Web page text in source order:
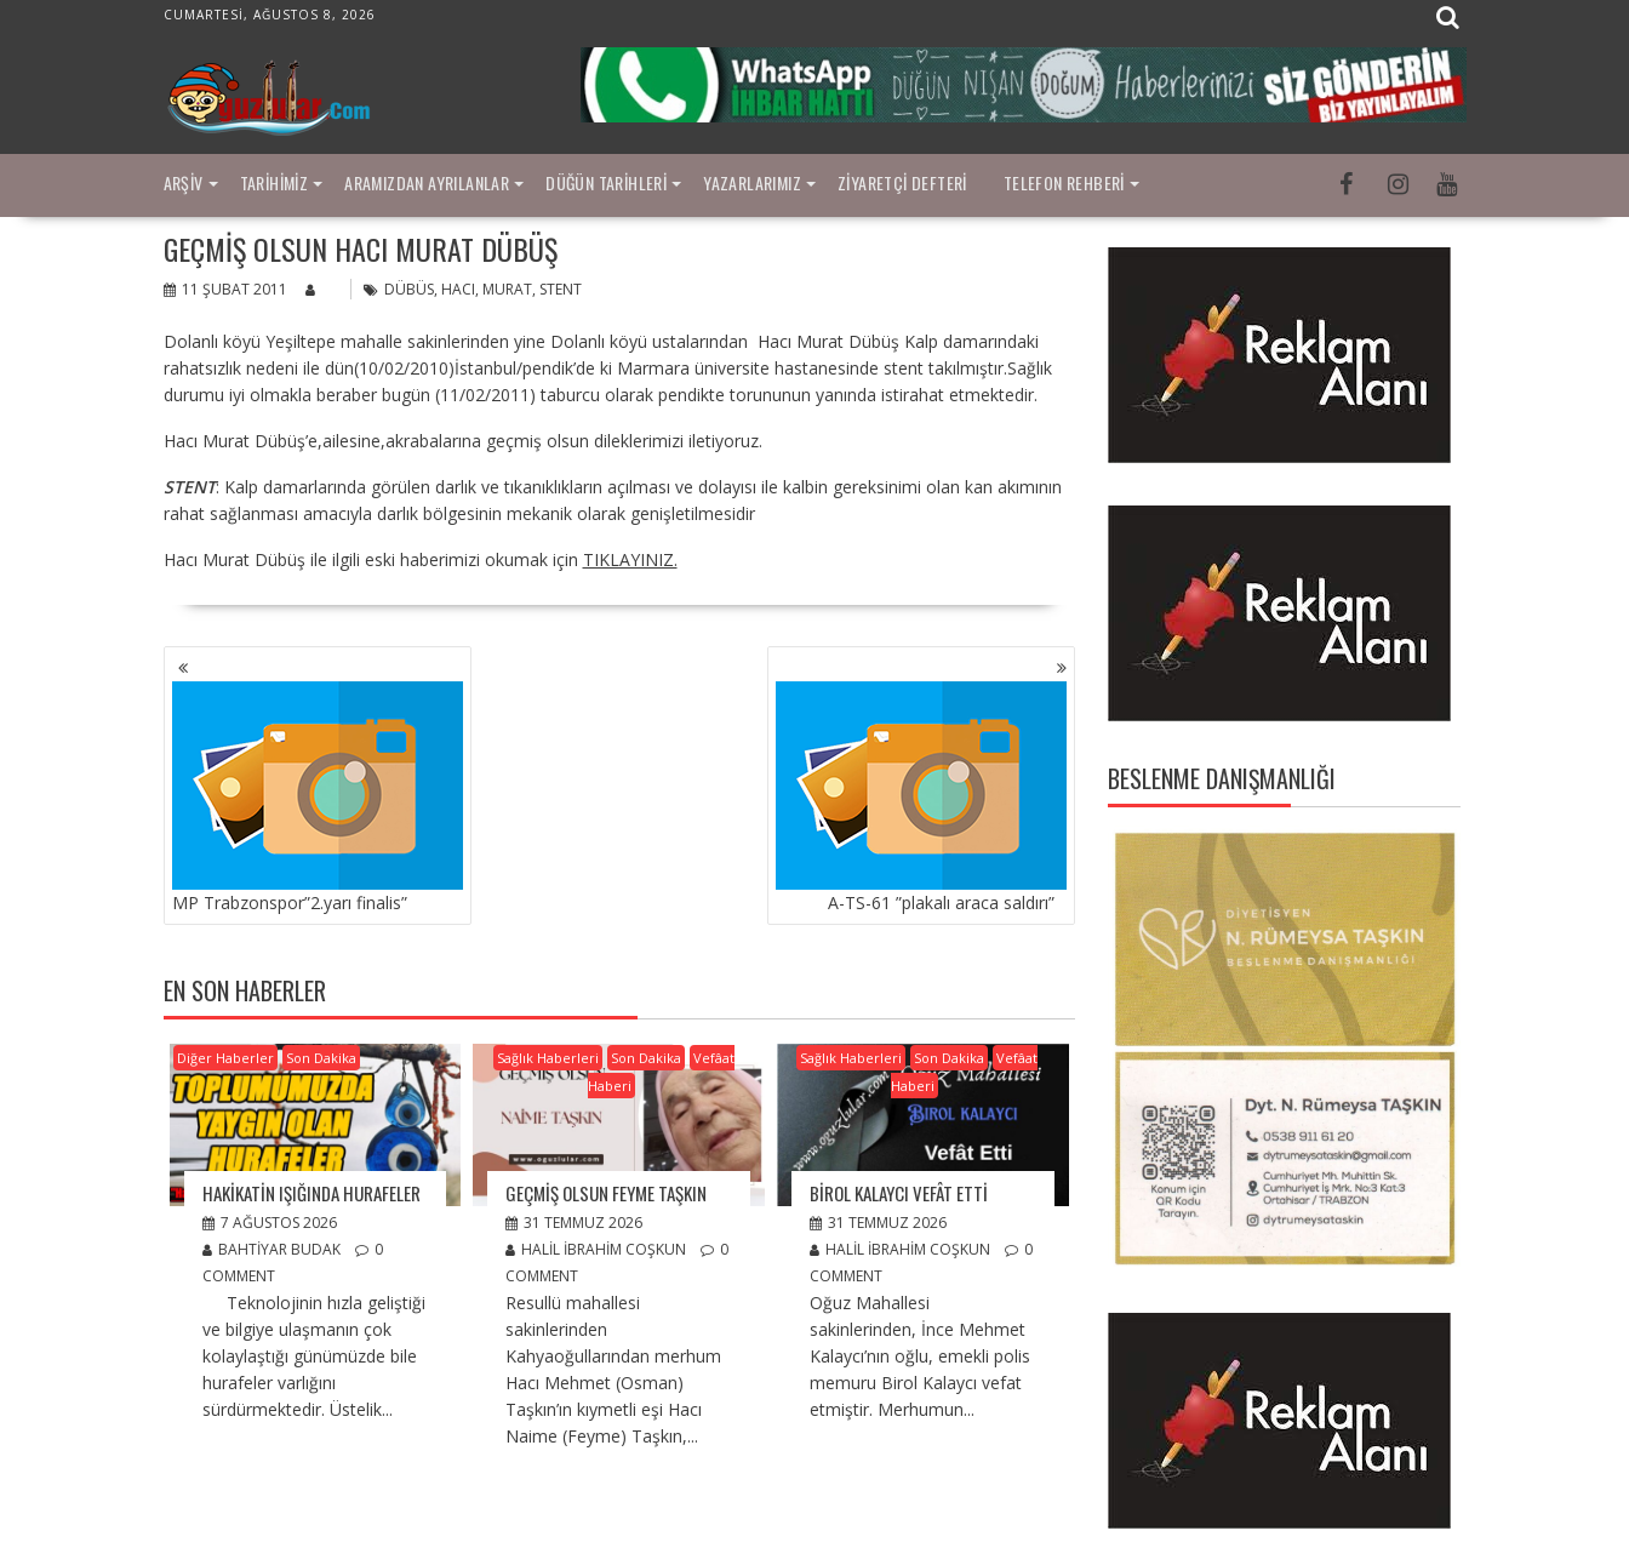
CUMARTESI, AĞUSTOS 8, 2026
ARŞIV TARIHIMIZ ARAMIZDAN AYRILANLAR DÜĞÜN TARIHLERI YAZARLARIMIZ ZIYARETÇI DEFTERI TELEFON REHBERI
GEÇMIŞ OLSUN HACI MURAT DÜBÜŞ
11 ŞUBAT 2011 DÜBÜS, HACI, MURAT, STENT
Dolanlı köyü Yeşiltepe mahalle sakinlerinden yine Dolanlı köyü ustalarından Hacı Murat Dübüş Kalp damarındaki
rahatsızlık nedeni ile dün(10/02/2010)İstanbul/pendik’de ki Marmara üniversite hastanesinde stent takılmıştır.Sağlık
durumu iyi olmakla beraber bugün (11/02/2011) taburcu olarak pendikte torununun yanında istirahat etmektedir.
Hacı Murat Dübüş’e,ailesine,akrabalarına geçmiş olsun dileklerimizi iletiyoruz.
STENT: Kalp damarlarında görülen darlık ve tıkanıklıkların açılması ve dolayısı ile kalbin gereksinimi olan kan akımının
rahat sağlanması amacıyla darlık bölgesinin mekanik olarak genişletilmesidir
Hacı Murat Dübüş ile ilgili eski haberimizi okumak için TIKLAYINIZ.
YAZI
GEZINMESI
MP Trabzonspor”2.yarı finalis” A-TS-61 ”plakalı araca saldırı”
EN SON HABERLER
Diğer Haberler Son Dakika
HAKİKATİN IŞIĞINDA HURAFELER
7 AĞUSTOS 2026
BAHTIYAR BUDAK
0
COMMENT
Teknolojinin hızla geliştiği
ve bilgiye ulaşmanın çok
kolaylaştığı günümüzde bile
hurafeler varlığını
sürdürmektedir. Üstelik...
Sağlık Haberleri Son Dakika
Vefâat
Haberi
GEÇMIŞ OLSUN FEYME TAŞKIN
31 TEMMUZ 2026
HALIL İBRAHIM COŞKUN
0
COMMENT
Resullü mahallesi
sakinlerinden
Kahyaoğullarından merhum
Hacı Mehmet (Osman)
Taşkın’ın kıymetli eşi Hacı
Naime (Feyme) Taşkın,...
Sağlık Haberleri Son Dakika
Vefâat
Haberi
BIROL KALAYCI VEFÂT ETTI
31 TEMMUZ 2026
HALIL İBRAHIM COŞKUN
0
COMMENT
Oğuz Mahallesi
sakinlerinden, İnce Mehmet
Kalaycı’nın oğlu, emekli polis
memuru Birol Kalaycı vefat
etmiştir. Merhumun...
BESLENME DANIŞMANLIĞI